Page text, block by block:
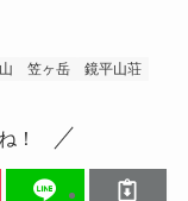
笠ヶ岳 鏡平山荘
！